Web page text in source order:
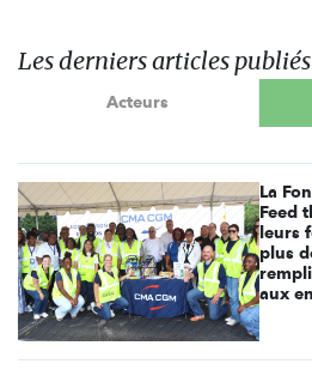
Les derniers articles publiés
Acteurs
La
Feed
leurs
plus
aux